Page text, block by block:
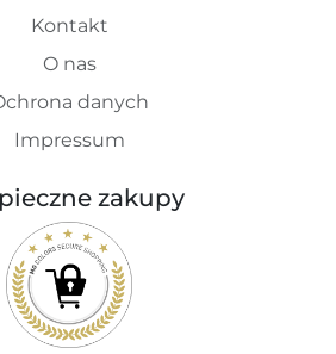
Kontakt
O nas
danych
Impressum
zakupy